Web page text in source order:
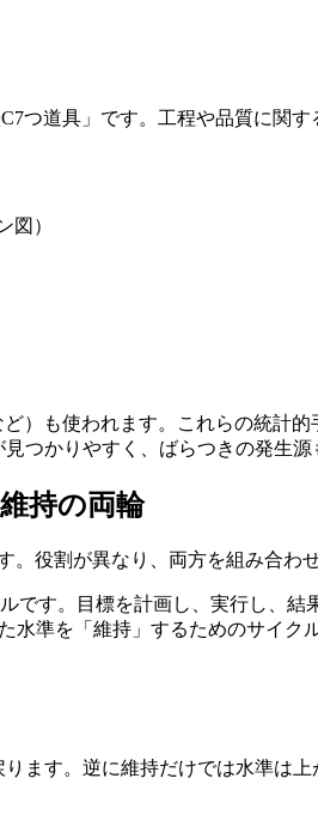
つ道具」です。工程や品質に関
図）
）も使われます。これらの統計
つかりやすく、ばらつきの発生
持の両輪
役割が異なり、両方を組み合わ
です。目標を計画し、実行し、
水準を「維持」するためのサイ
ます。逆に維持だけでは水準